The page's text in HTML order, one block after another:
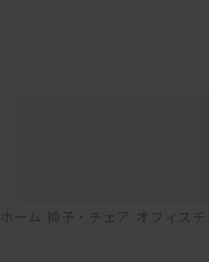
ホーム 椅子・チェア オフィス